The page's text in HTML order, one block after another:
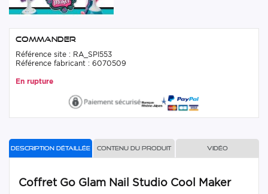
Commander
Référence site : RA_SPI553
Référence fabricant : 6070509
En rupture
Description détaillée Contenu du produit Vidéo
Coffret Go Glam Nail Studio Cool Maker